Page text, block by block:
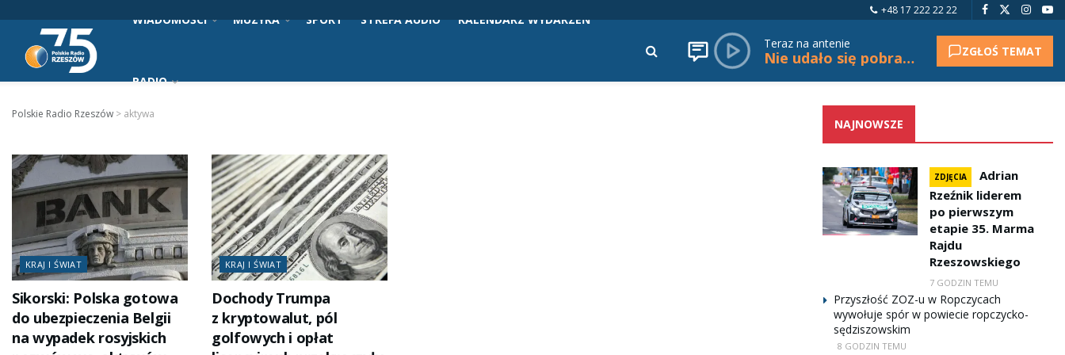
+48 17 222 22 22
WIADOMOŚCI MUZYKA SPORT STREFA AUDIO KALENDARZ WYDARZEŃ
RADIO
Teraz na antenie
Nie udało się pobrać tytułu. ZGŁOŚ TEMAT
Polskie Radio Rzeszów > aktywa
KRAJ I ŚWIAT
Sikorski: Polska gotowa
do ubezpieczenia Belgii
na wypadek rosyjskich
KRAJ I ŚWIAT
Dochody Trumpa
z kryptowalut, pól
golfowych i opłat
NAJNOWSZE
ZDJĘCIA
Adrian
Rzeźnik liderem
po pierwszym
etapie 35. Marma
Rajdu
Rzeszowskiego
7 GODZIN TEMU
Przyszłość ZOZ-u w Ropczycach
wywołuje spór w powiecie ropczycko-
sędziszowskim
8 GODZIN TEMU